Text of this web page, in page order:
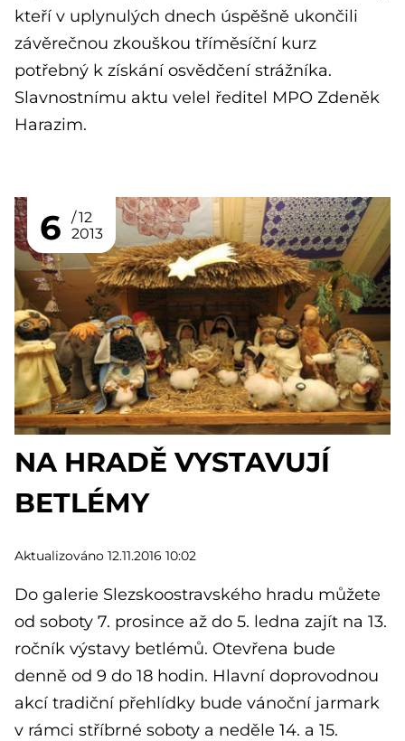
kteří v uplynulých dnech úspěšně ukončili
závěrečnou zkouškou tříměsíční kurz
potřebný k získání osvědčení strážníka.
Slavnostnímu aktu velel ředitel MPO Zdeněk
Harazim.
6
12
2013
NA HRADĚ VYSTAVUJÍ
BETLÉMY
Aktualizováno 12.11.2016 10:02
Do galerie Slezskoostravského hradu můžete
od soboty 7. prosince až do 5. ledna zajít na 13.
ročník výstavy betlémů. Otevřena bude
denně od 9 do 18 hodin. Hlavní doprovodnou
akcí tradiční přehlídky bude vánoční jarmark
v rámci stříbrné soboty a neděle 14. a 15.